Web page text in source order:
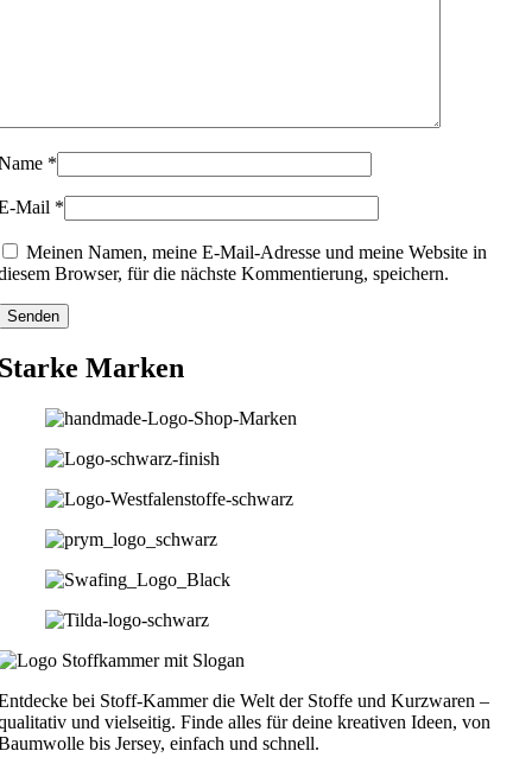
*
Mail *
Meinen Namen, meine E-Mail-Adresse und meine Website in
Browser, für die nächste Kommentierung, speichern.
Marken
bei Stoff-Kammer die Welt der Stoffe und Kurzwaren –
und vielseitig. Finde alles für deine kreativen Ideen, von
bis Jersey, einfach und schnell.